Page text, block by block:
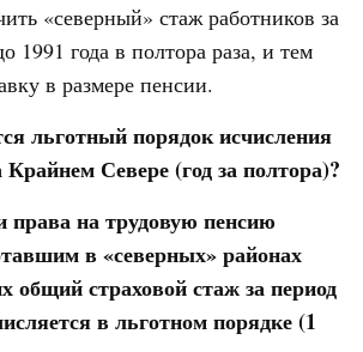
«северный» стаж работников за
1991 года в полтора раза, и тем
в размере пенсии.
льготный порядок исчисления
Севере (год за полтора)?
права на трудовую пенсию
в «северных» районах
общий страховой стажза период
в льготном порядке (1